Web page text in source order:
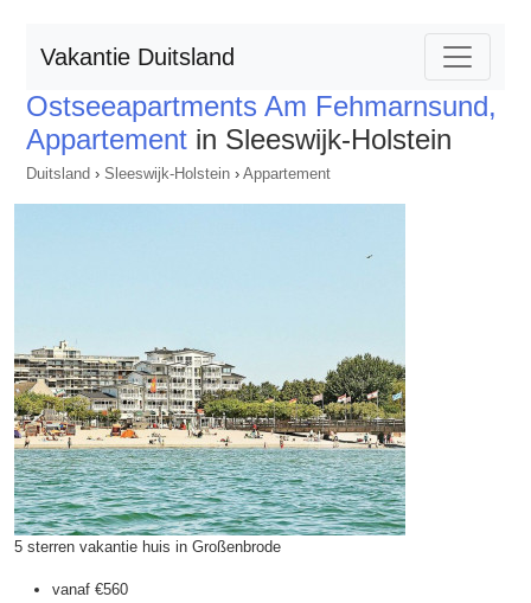
Vakantie Duitsland
Ostseeapartments Am Fehmarnsund,
Appartement in Sleeswijk-Holstein
Duitsland › Sleeswijk-Holstein › Appartement
5 sterren vakantie huis in Großenbrode
vanaf €560